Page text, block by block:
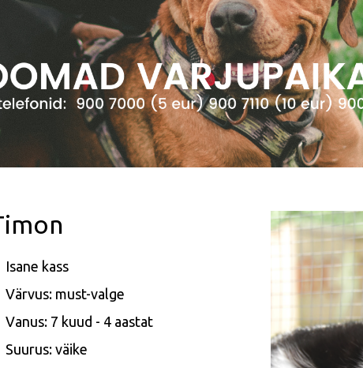
Isane kass
Värvus: must-valge
Vanus: 7 kuud - 4 aastat
Suurus: väike